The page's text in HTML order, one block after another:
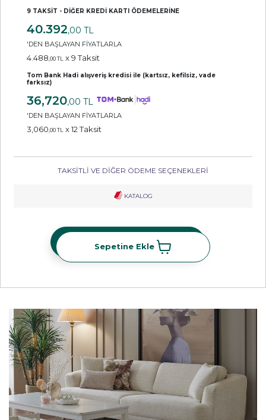
9 TAKSİT - DİĞER KREDİ KARTI ÖDEMELERİNE
40.392,00 TL
'DEN BAŞLAYAN FİYATLARLA
4.488 ,00 TL x 9 Taksit
Tom Bank Hadi alışveriş kredisi ile (kartsız, kefilsiz, vade
farksız)
36,720,00 TL
'DEN BAŞLAYAN FİYATLARLA
3,060 ,00 TL x 12 Taksit
TAKSİTLİ VE DİĞER ÖDEME SEÇENEKLERİ
KATALOG
Sepetine Ekle
Sepetine Ekle